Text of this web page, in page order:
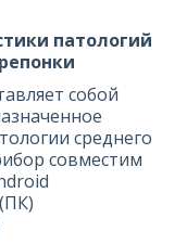
патологий
собой
среднего
совместим